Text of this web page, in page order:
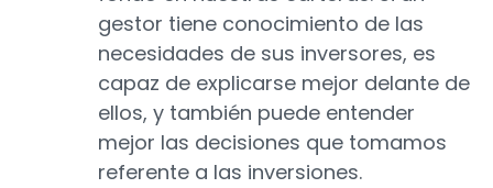
gestor tiene conocimiento de las
necesidades de sus inversores, es
capaz de explicarse mejor delante de
ellos, y también puede entender
mejor las decisiones que tomamos
referente a las inversiones.